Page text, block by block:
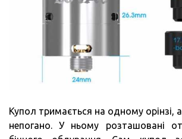
Купол тримається на одному орінзі,
непогано. У ньому розташовані